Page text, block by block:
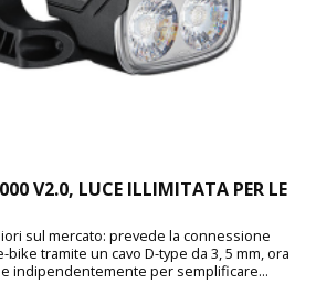
V2.0, LUCE ILLIMITATA PER LE
sul mercato: prevede la connessione
bike tramite un cavo D-type da 3, 5 mm, ora
indipendentemente per semplificare...